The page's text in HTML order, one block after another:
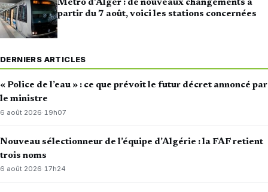
Métro d’Alger : de nouveaux changements à
partir du 7 août, voici les stations concernées
DERNIERS ARTICLES
« Police de l’eau » : ce que prévoit le futur décret annoncé par
le ministre
6 août 2026·19h07
Nouveau sélectionneur de l’équipe d’Algérie : la FAF retient
trois noms
6 août 2026·17h24